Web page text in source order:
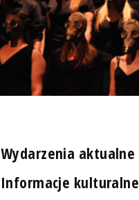
Wydarzenia aktualne
Informacje kulturalne